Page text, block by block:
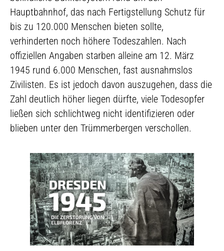
Hauptbahnhof, das nach Fertigstellung Schutz für
bis zu 120.000 Menschen bieten sollte,
verhinderten noch höhere Todeszahlen. Nach
offiziellen Angaben starben alleine am 12. März
1945 rund 6.000 Menschen, fast ausnahmslos
Zivilisten. Es ist jedoch davon auszugehen, dass die
Zahl deutlich höher liegen dürfte, viele Todesopfer
ließen sich schlichtweg nicht identifizieren oder
blieben unter den Trümmerbergen verschollen.